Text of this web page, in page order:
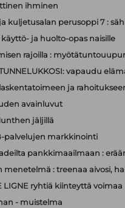
ihminen
kuljetusalan perusoppi 7 :
ja huolto-opas naisille
rajoilla :
vapaudu
ja
avainluvut
jäljillä
palvelujen markkinointi
pankkimaailmaan :
menetelmä : treenaa aivosi,
LIGNE ryhtiä kiinteyttä voimaa
- muistelma